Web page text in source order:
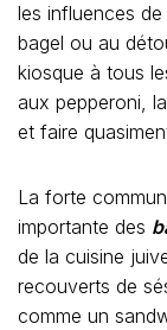
les influences
bagel ou au
kiosque à tous
aux pepperoni,
et faire
La forte
importante des
de la cuisine
recouverts de
comme un